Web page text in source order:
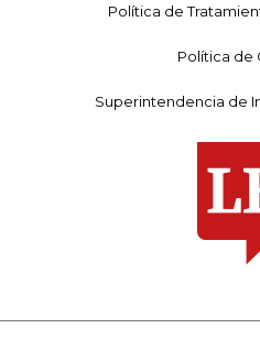
Política de
Política de
Superintendencia de